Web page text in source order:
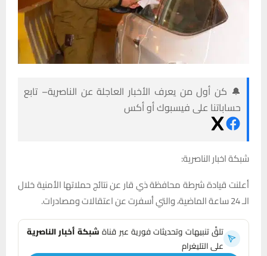
🔔 كن أول من يعرف الأخبار العاجلة عن الناصرية– تابع
حساباتنا على فيسبوك أو أكس
شبكة اخبار الناصرية:
أعلنت قيادة شرطة محافظة ذي قار عن نتائج حملاتها الأمنية خلال
الـ 24 ساعة الماضية، والتي أسفرت عن اعتقالات ومصادرات.
تلقَّ تنبيهات وتحديثات فورية عبر قناةشبكة أخبار الناصرية
على التليغرام